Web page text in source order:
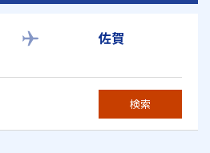
佐賀
検索